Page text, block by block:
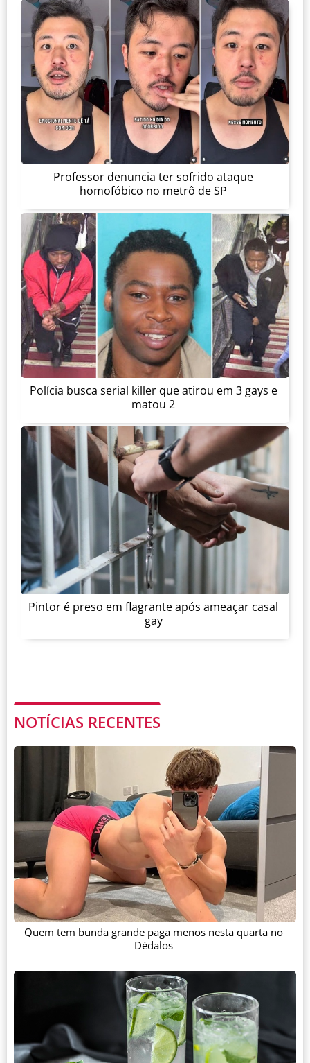
Professor denuncia ter sofrido ataque
homofóbico no metrô de SP
Polícia busca serial killer que atirou em 3 gays e
matou 2
Pintor é preso em flagrante após ameaçar casal
gay
NOTÍCIAS RECENTES
Quem tem bunda grande paga menos nesta quarta no
Dédalos